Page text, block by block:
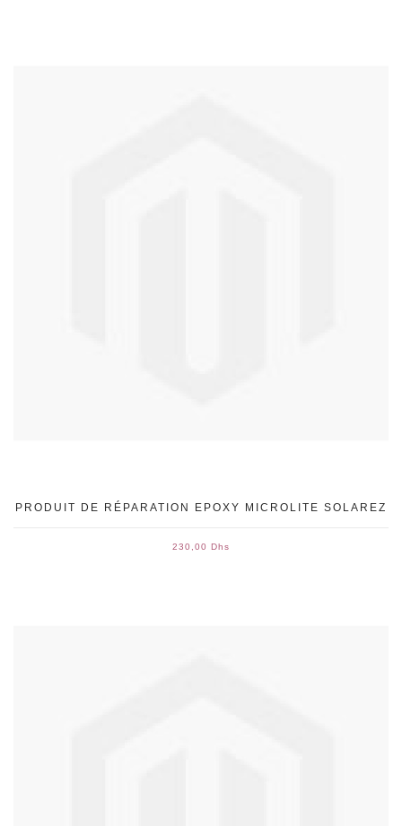
PRODUIT DE RÉPARATION EPOXY MICROLITE SOLAREZ
230,00 Dhs